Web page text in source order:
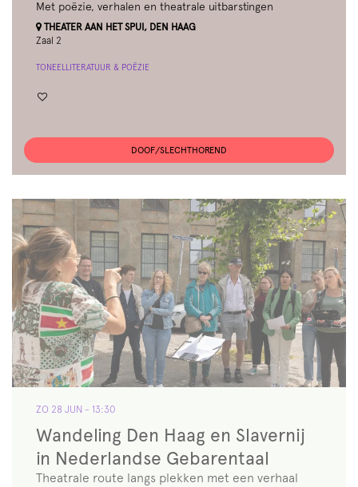
Met poëzie, verhalen en theatrale uitbarstingen
THEATER AAN HET SPUI, DEN HAAG
Zaal 2
TONEELLITERATUUR & POËZIE
DOOF/SLECHTHOREND
Wandeling Den Haag en Slavernij
in Nederlandse Gebarentaal
Theatrale route langs plekken met een verhaal
ZO 28 JUN - 13:30